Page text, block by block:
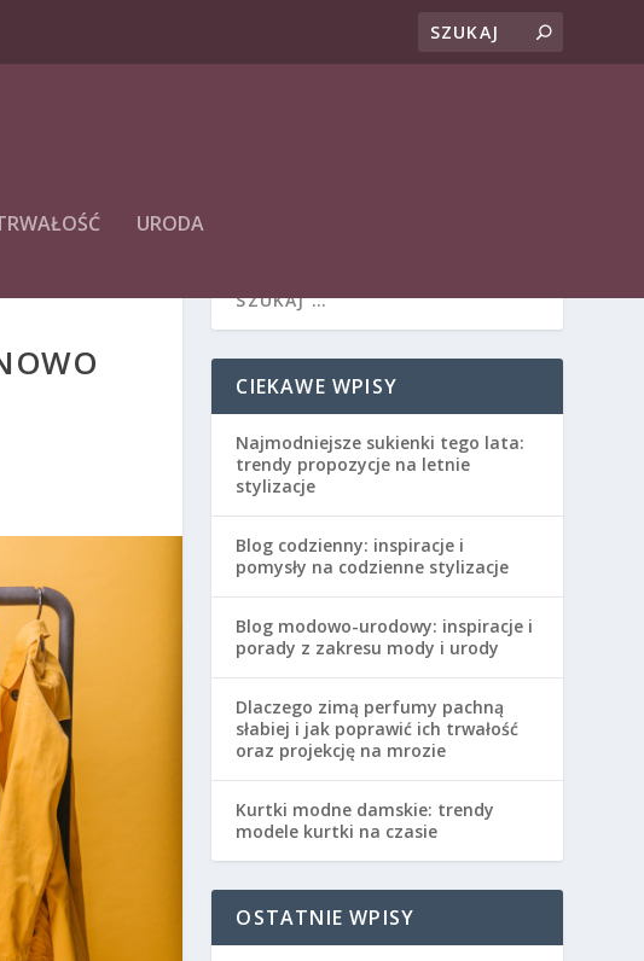
URODA
CIEKAWE WPISY
Najmodniejsze sukienki tego lata:
trendy propozycje na letnie
stylizacje
Blog codzienny: inspiracje i
pomysły na codzienne stylizacje
Blog modowo-urodowy: inspiracje i
porady z zakresu mody i urody
Dlaczego zimą perfumy pachną
słabiej i jak poprawić ich trwałość
oraz projekcję na mrozie
Kurtki modne damskie: trendy
modele kurtki na czasie
OSTATNIE WPISY